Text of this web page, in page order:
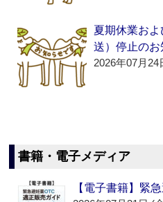
夏期休業お
送）停止のお
2026年07月24
書籍・電子メディア
【電子書籍】緊